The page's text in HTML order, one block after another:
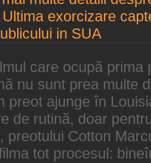
care ocupă
nu sunt prea multe
preot ajunge în
de rutină, doar
preotului Cotton
tot procesul: